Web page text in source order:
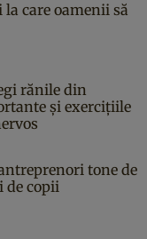
care oamenii să
rănile din
și exercițiile
tone de
de copii